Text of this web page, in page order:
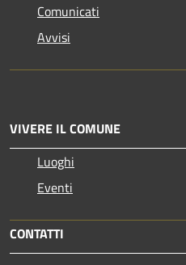
Comunicati
Avvisi
VIVERE IL COMUNE
Luoghi
Eventi
CONTATTI